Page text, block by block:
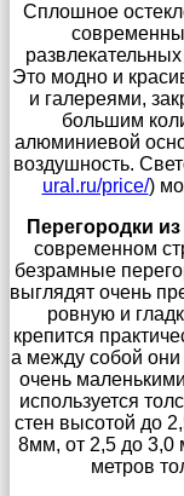
Сплошное
Это модно и
и галереями,
большим
алюминиевой
воздушность.
ural.ru/price/)
Перегородки из
современном
безрамные
выглядят очень
ровную и
крепится
а между собой они
очень
используется
стен высотой до
8мм, от 2,5 до 3,0
метров